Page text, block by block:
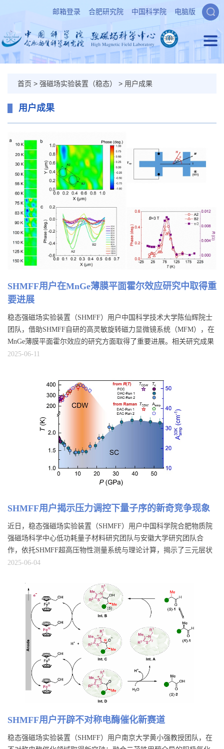
邮箱登录 合肥研究院 中国科学院 电脑版
首页 > 强磁场实验装置（稳态） > 用户成果
用户成果
SHMFF用户在MnGe薄膜平面霍尔效应研究中取得重
要进展
稳态强磁场实验装置（SHMFF）用户中国科学技术大学陈仙辉院士
团队，借助SHMFF自研的高灵敏旋转磁力显微镜系统（MFM），在
MnGe薄膜平面霍尔效应的研究方面取得了重要进展。相关研究成果
以“π/2-periodic planar Hall effect in MnGe thin films”为题发表在
2025-06-11
SHMFF用户揭示压力调控下量子序的新奇竞争现象
近日，稳态强磁场实验装置（SHMFF）用户中国科学院合肥物质院
强磁场科学中心低功耗量子材料研究团队与安徽大学研究团队合
作，依托SHMFF超高压物性测量系统与理论计算，揭示了三元层状
硒化物Bi2Rh3Se2压力下不寻常的穹顶型电荷密度波（charge density
成果以“Pressure-induced anomalous evolution of charge density waves
and superconductivi...
2025-06-04
SHMFF用户开辟不对称电酶催化新赛道
稳态强磁场实验装置（SHMFF）用户南京大学黄小强教授团队，在